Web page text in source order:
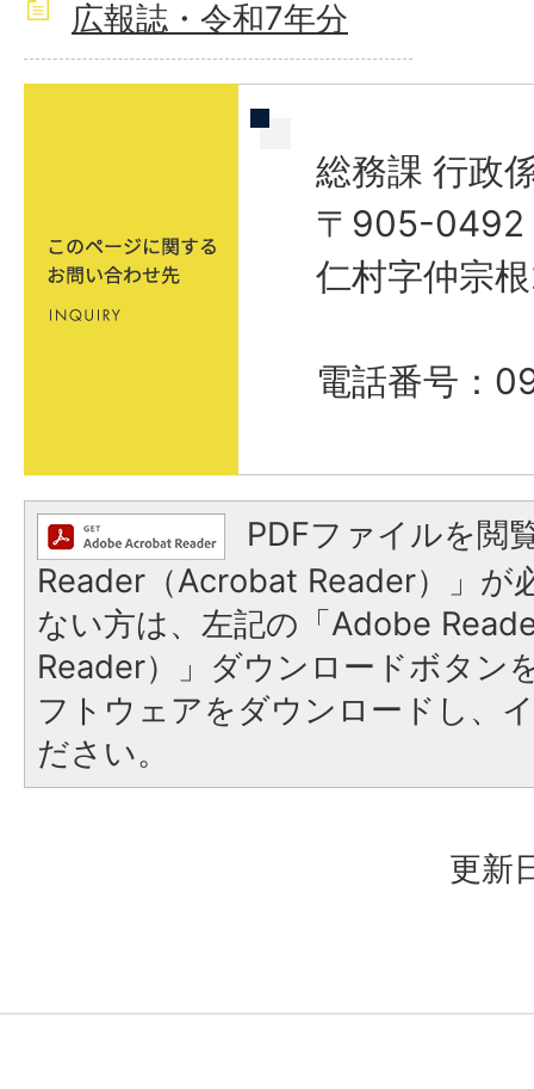
広報誌・令和7年分
総務課 行政
〒905-0492
仁村字仲宗
電話番号：
PDFファイルを閲
Reader（Acrobat Reader）」が
ない方は、左記の「Adobe
Reader）」ダウンロードボタン
フトウェアをダウンロードし、
ださい。
更新